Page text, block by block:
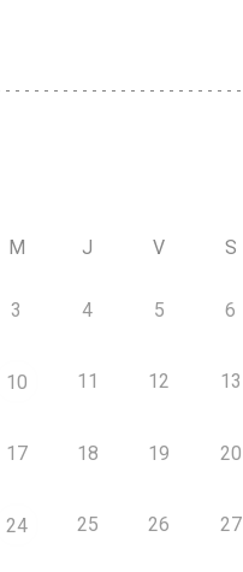
M J V S
3 4 5 6
10 11 12 13
17 18 19 20
24 25 26 27